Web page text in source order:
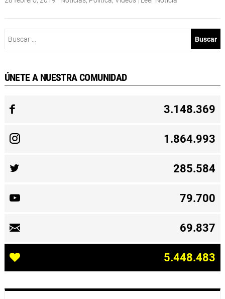
ÚNETE A NUESTRA COMUNIDAD
3.148.369
1.864.993
285.584
79.700
69.837
5.448.483